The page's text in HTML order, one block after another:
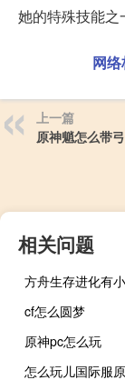
她的特殊技能之
网络
上一篇
原神魈怎么带
相关问题
方舟生存进化有
cf怎么圆梦
原神pc怎么玩
怎么玩儿国际服